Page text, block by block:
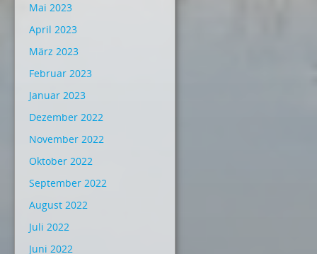
Mai 2023
April 2023
März 2023
Februar 2023
Januar 2023
Dezember 2022
November 2022
Oktober 2022
September 2022
August 2022
Juli 2022
Juni 2022